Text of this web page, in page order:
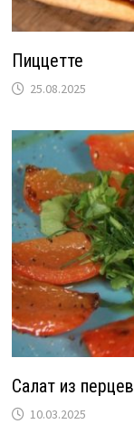
Пиццетте
25.08.2025
Салат из перцев
10.03.2025